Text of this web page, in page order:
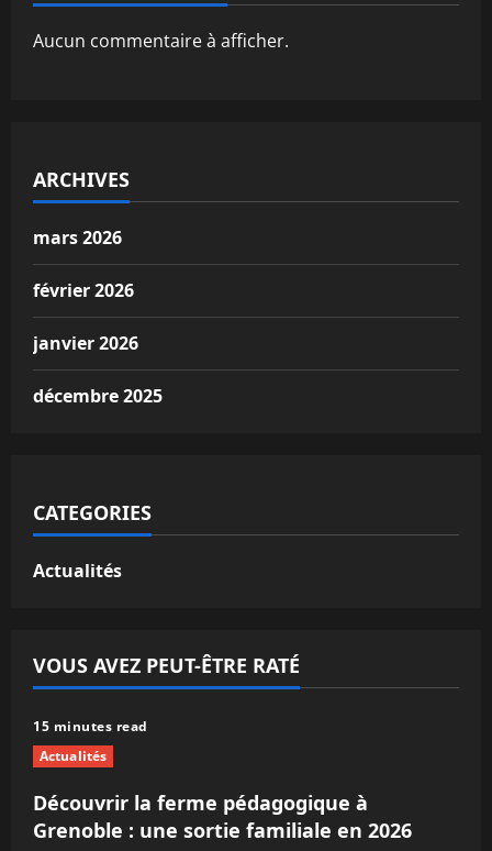
Aucun commentaire à afficher.
ARCHIVES
mars 2026
février 2026
janvier 2026
décembre 2025
CATEGORIES
Actualités
VOUS AVEZ PEUT-ÊTRE RATÉ
15 minutes read
Actualités
Découvrir la ferme pédagogique à
Grenoble : une sortie familiale en 2026